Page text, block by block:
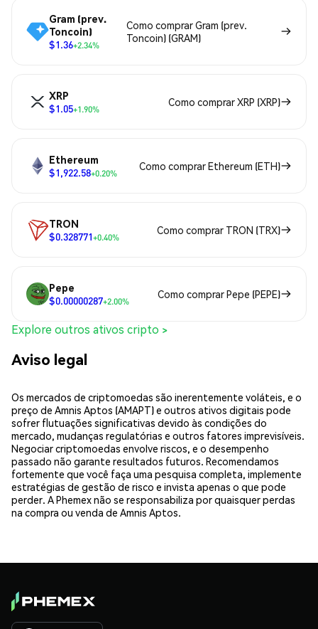
Gram (prev.
Toncoin)
$1.36+2.34%
Como comprar Gram (prev.
Toncoin) (GRAM)
XRP
$1.05+1.90%
Como comprar XRP (XRP)
Ethereum
$1,922.58+0.20%
Como comprar Ethereum (ETH)
TRON
$0.328771+0.40%
Como comprar TRON (TRX)
Pepe
$0.00000287+2.00%
Como comprar Pepe (PEPE)
Explore outros ativos cripto >
Aviso legal
Os mercados de criptomoedas são inerentemente voláteis, e o
preço de Amnis Aptos (AMAPT) e outros ativos digitais pode
sofrer flutuações significativas devido às condições do
mercado, mudanças regulatórias e outros fatores imprevisíveis.
Negociar criptomoedas envolve riscos, e o desempenho
passado não garante resultados futuros. Recomendamos
fortemente que você faça uma pesquisa completa, implemente
estratégias de gestão de risco e invista apenas o que pode
perder. A Phemex não se responsabiliza por quaisquer perdas
na compra ou venda de Amnis Aptos.